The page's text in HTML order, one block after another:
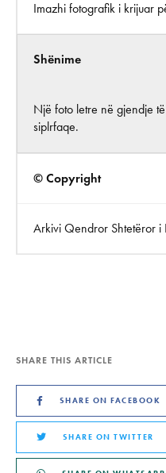
Imazhi fotografik i krijuar
Shënime
Një foto letre në gjendje
siplrfaqe.
© Copyright
Arkivi Qendror Shtetëror i
SHARE THIS ARTICLE
SHARE ON FACEBOOK
SHARE ON TWITTER